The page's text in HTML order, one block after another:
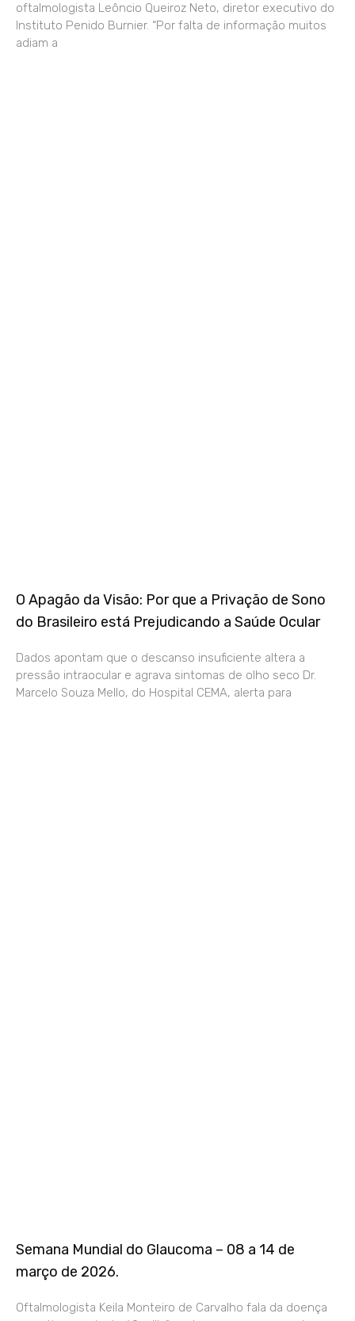
oftalmologista Leôncio Queiroz Neto, diretor executivo do
Instituto Penido Burnier. “Por falta de informação muitos
adiam a
O Apagão da Visão: Por que a Privação de Sono
do Brasileiro está Prejudicando a Saúde Ocular
Dados apontam que o descanso insuficiente altera a
pressão intraocular e agrava sintomas de olho seco Dr.
Marcelo Souza Mello, do Hospital CEMA, alerta para
Semana Mundial do Glaucoma – 08 a 14 de
março de 2026.
Oftalmologista Keila Monteiro de Carvalho fala da doença